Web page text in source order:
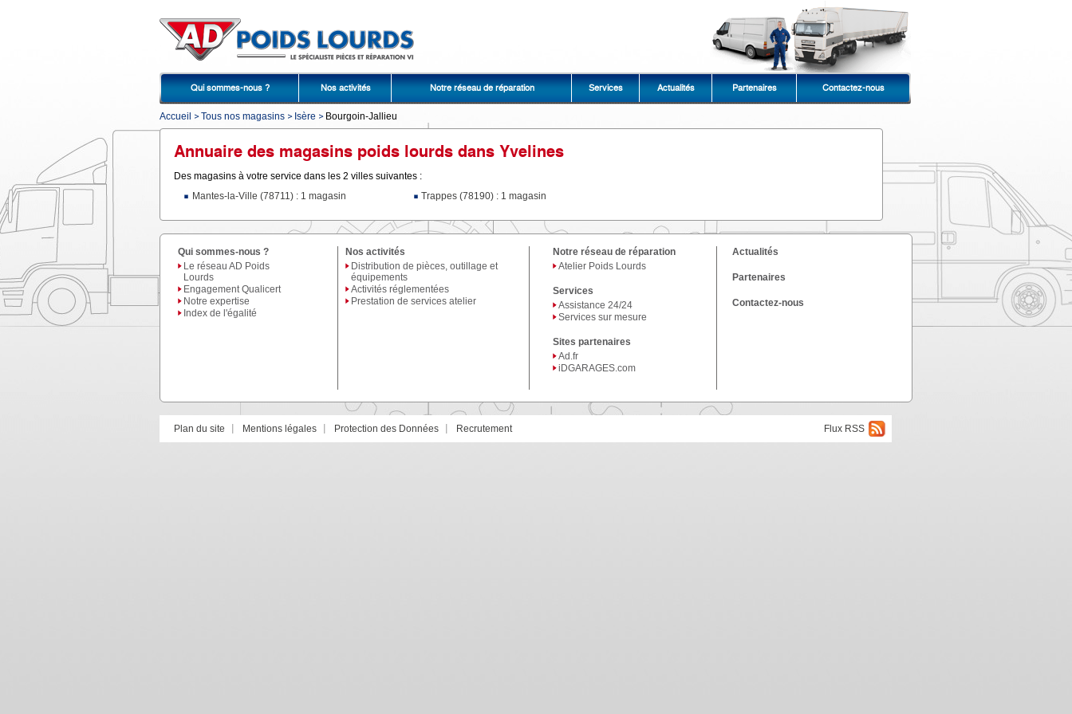
Qui sommes-nous ? Nos activités Notre réseau de réparation Services Actualités Partenaires Contactez-nous
Accueil Tous nos magasins Isère Bourgoin-Jallieu
Annuaire des magasins poids lourds dans Yvelines
Des magasins à votre service dans les 2 villes suivantes :
Mantes-la-Ville (78711) : 1 magasin
Trappes (78190) : 1 magasin
Qui sommes-nous ?
Le réseau AD Poids
Lourds
Engagement Qualicert
Notre expertise
Index de l'égalité
Nos activités
Distribution de pièces, outillage et
équipements
Activités réglementées
Prestation de services atelier
Notre réseau de réparation
Atelier Poids Lourds
Services
Assistance 24/24
Services sur mesure
Sites partenaires
Ad.fr
iDGARAGES.com
Actualités
Partenaires
Contactez-nous
Plan du site Mentions légales Protection des Données Recrutement Flux RSS